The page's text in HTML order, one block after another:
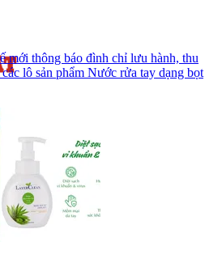
mới thông báo đình chỉ lưu hành, thu
lô sản phẩm Nước rửa tay dạng bọt